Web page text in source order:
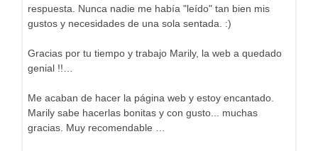
respuesta. Nunca nadie me había "leído" tan bien mis
gustos y necesidades de una sola sentada. :)
Gracias por tu tiempo y trabajo Marily, la web a quedado
genial !!…
Me acaban de hacer la página web y estoy encantado.
Marily sabe hacerlas bonitas y con gusto... muchas
gracias. Muy recomendable …